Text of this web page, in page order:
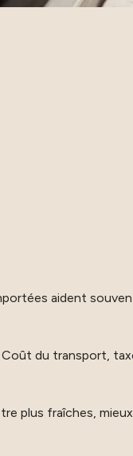
aident
Coût du transport,
plus fraîches,